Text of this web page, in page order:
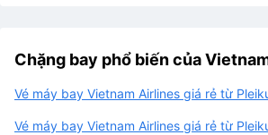
Chặng bay phổ biến của
Vé máy bay Vietnam Airlines giá rẻ từ
Vé máy bay Vietnam Airlines giá rẻ từ